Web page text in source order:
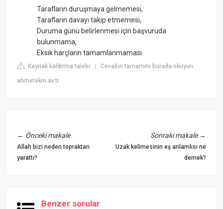
Tarafların duruşmaya gelmemesi,
Tarafların davayı takip etmemesi,
Duruma günü belirlenmesi için başvuruda
bulunmama,
Eksik harçların tamamlanmaması.
Kaynak kaldırma talebi |Cevabın tamamını burada okuyun:
ahmetekin.av.tr
← Önceki makale
Allah bizi neden topraktan
yarattı?
Sonraki makale→
Uzak kelimesinin eş anlamlısı ne
demek?
Benzer sorular